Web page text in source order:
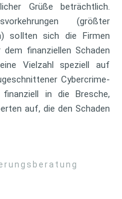
Grüße beträchtlich.
(größter
sollten sich die Firmen
finanziellen Schaden
Vielzahl speziell auf
Cybercrime-
in die Bresche,
auf, die den Schaden